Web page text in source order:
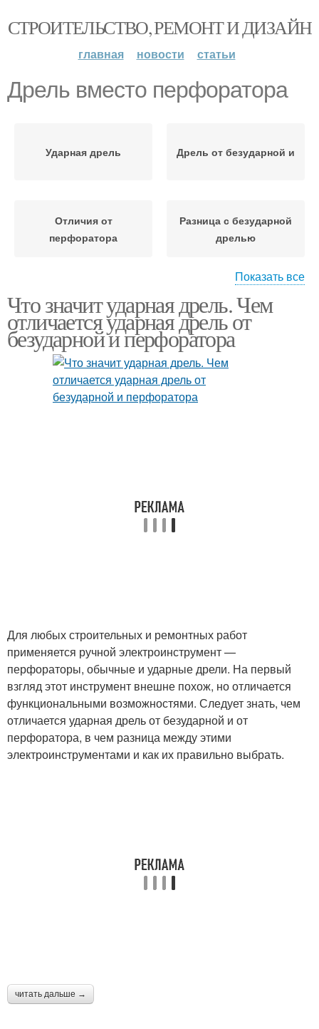
СТРОИТЕЛЬСТВО, РЕМОНТ И ДИЗАЙН
главная новости статьи
Дрель вместо перфоратора
Ударная дрель Дрель от безударной и
Отличия от
перфоратора
Разница с безударной
дрелью
Дрель от перфоратора Дрель для бетона
Перфоратор против
ударной дрели
Показать все
Что значит ударная дрель. Чем
отличается ударная дрель от
безударной и перфоратора
Для любых строительных и ремонтных работ
применяется ручной электроинструмент —
перфораторы, обычные и ударные дрели. На первый
взгляд этот инструмент внешне похож, но отличается
функциональными возможностями. Следует знать, чем
отличается ударная дрель от безударной и от
перфоратора, в чем разница между этими
электроинструментами и как их правильно выбрать.
читать дальше →